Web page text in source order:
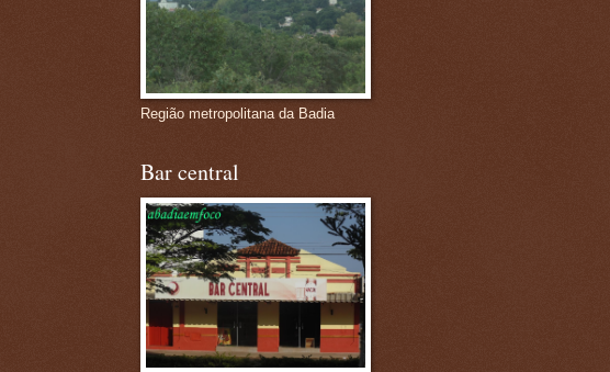
Região metropolitana da Badia
Bar central